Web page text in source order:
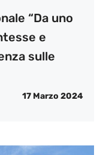
“Da uno
e
sulle
17 Marzo 2024